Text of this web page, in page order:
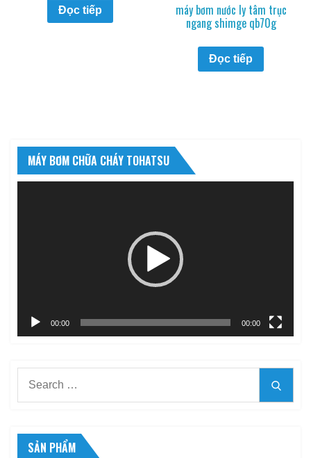
Đọc tiếp máy bơm nước ly tâm trục
ngang shimge qb70g
Đọc tiếp
MÁY BƠM CHỮA CHÁY TOHATSU
00:00 00:00
SẢN PHẨM